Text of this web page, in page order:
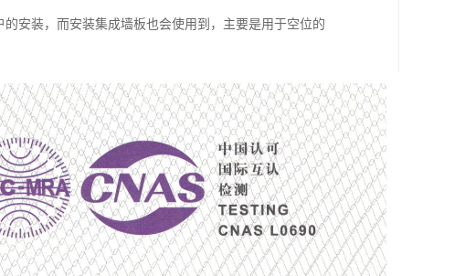
安装，而安装集成墙板也会使用到，主要是用于空位的